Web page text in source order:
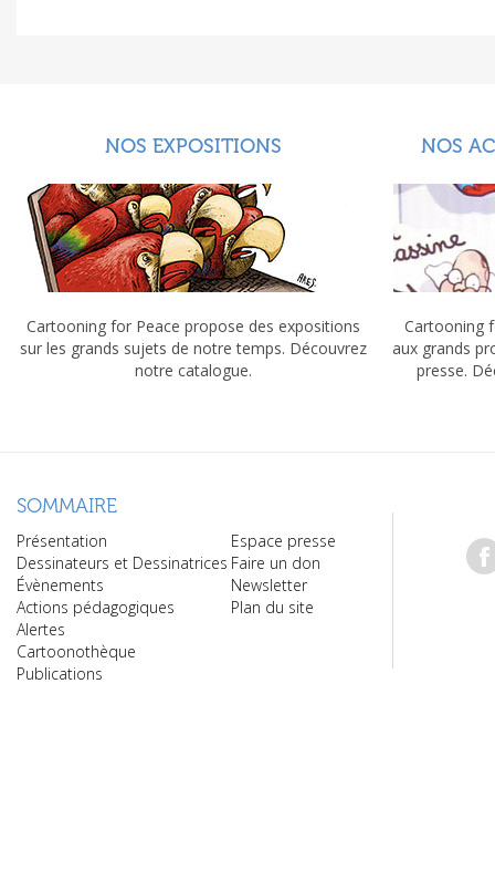
NOS EXPOSITIONS
Cartooning for Peace propose des expositions
sur les grands sujets de notre temps. Découvrez
notre catalogue.
NOS
Cartooning
aux grands
presse.
SOMMAIRE
Présentation
Dessinateurs et Dessinatrices
Évènements
Actions pédagogiques
Alertes
Cartoonothèque
Publications
Espace presse
Faire un don
Newsletter
Plan du site